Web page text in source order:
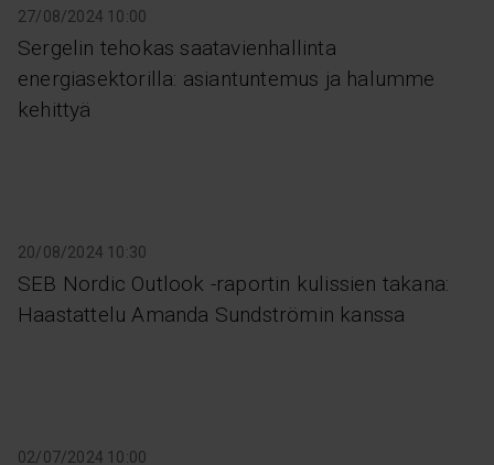
27/08/2024 10:00
Sergelin tehokas saatavienhallinta
energiasektorilla: asiantuntemus ja halumme
kehittyä
20/08/2024 10:30
SEB Nordic Outlook -raportin kulissien takana:
Haastattelu Amanda Sundströmin kanssa
02/07/2024 10:00